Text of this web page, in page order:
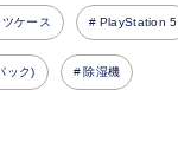
ケース PlayStation 5
ック) 除湿機